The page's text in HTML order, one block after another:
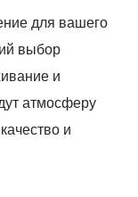
для вашего
выбор
и
атмосферу
и